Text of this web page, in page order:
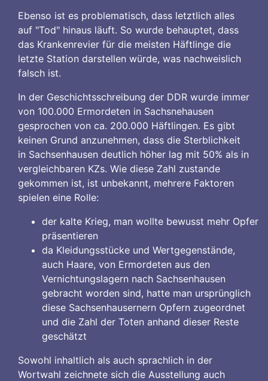
Ebenso ist es problematisch, dass letztlich alles
auf "Tod" hinaus läuft. So wurde behauptet, dass
das Krankenrevier für die meisten Häftlinge die
letzte Station darstellen würde, was nachweislich
falsch ist.
In der Geschichtsschreibung der DDR wurde immer
von 100.000 Ermordeten in Sachsnehausen
gesprochen von ca. 200.000 Häftlingen. Es gibt
keinen Grund anzunehmen, dass die Sterblichkeit
in Sachsenhausen deutlich höher lag mit 50% als in
vergleichbaren KZs. Wie diese Zahl zustande
gekommen ist, ist unbekannt, mehrere Faktoren
spielen eine Rolle:
der kalte Krieg, man wollte bewusst mehr Opfer
präsentieren
da Kleidungsstücke und Wertgegenstände,
auch Haare, von Ermordeten aus den
Vernichtungslagern nach Sachsenhausen
gebracht worden sind, hatte man ursprünglich
diese Sachsenhausernern Opfern zugeordnet
und die Zahl der Toten anhand dieser Reste
geschätzt
Sowohl inhaltlich als auch sprachlich in der
Wortwahl zeichnete sich die Ausstellung auch